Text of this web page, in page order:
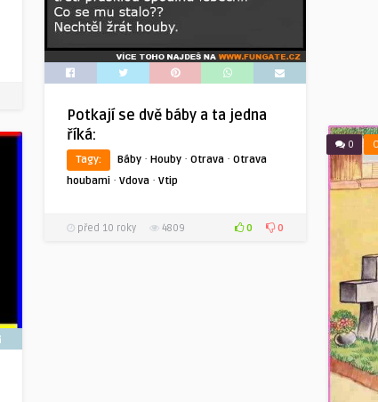
Potkají se dvě báby a ta jedna
říká:
Tagy: Báby · Houby · Otrava · Otrava
houbami · Vdova · Vtip
před 10 roky 4809 0 0
0